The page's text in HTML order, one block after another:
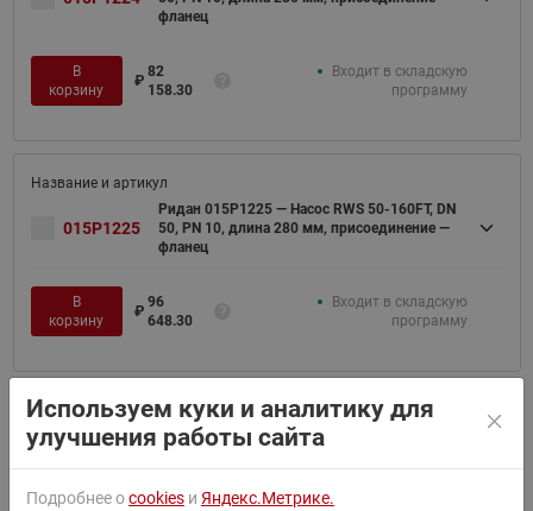
фланец
В
корзину
₽
82
158.30
Входит в складскую
программу
015P1225
Ридан 015P1225 — Насос RWS 50-160FT, DN
50, PN 10, длина 280 мм, присоединение —
фланец
В
корзину
₽
96
648.30
Входит в складскую
программу
Ридан 015P1227 — Насос RWS 65-120FT, DN
Используем куки и аналитику для
улучшения работы сайта
Подробнее оcookies и Яндекс.Метрике.